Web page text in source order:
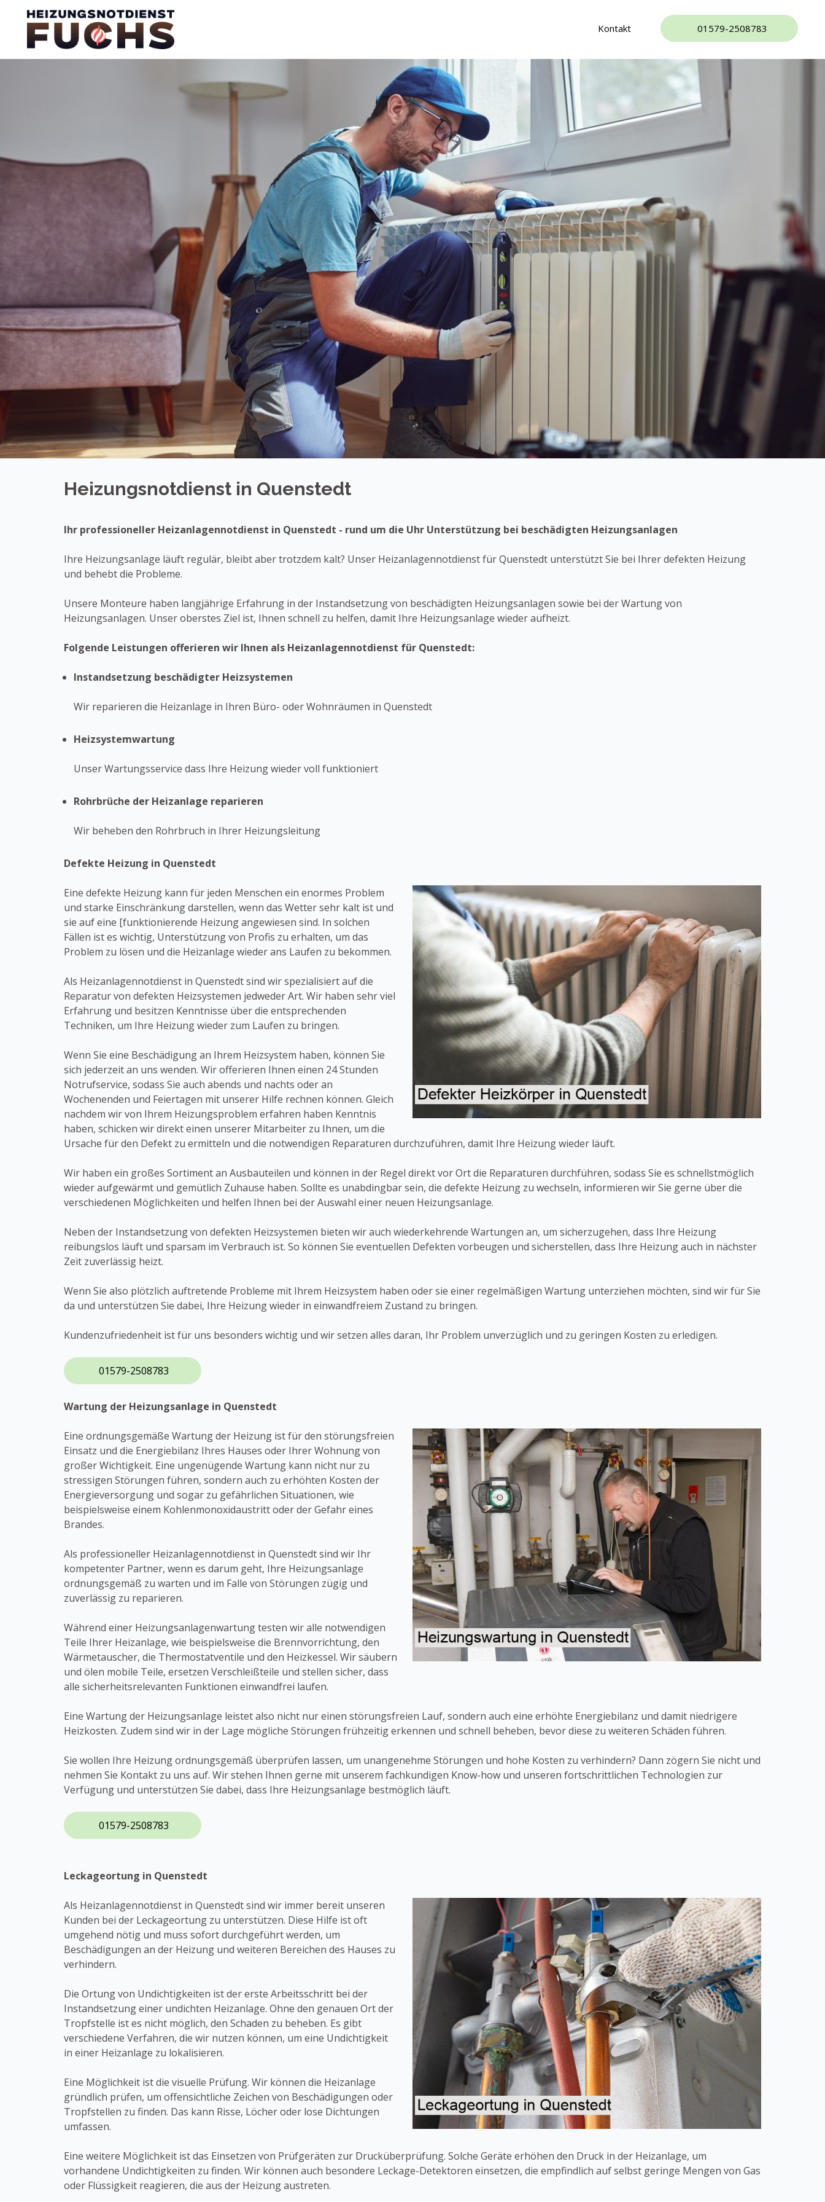
Kontakt 01579-2508783
Heizungsnotdienst in Quenstedt
Ihr professioneller Heizanlagennotdienst in Quenstedt - rund um die Uhr Unterstützung bei beschädigten Heizungsanlagen
Ihre Heizungsanlage läuft regulär, bleibt aber trotzdem kalt? Unser Heizanlagennotdienst für Quenstedt unterstützt Sie bei Ihrer defekten Heizung
und behebt die Probleme.
Unsere Monteure haben langjährige Erfahrung in der Instandsetzung von beschädigten Heizungsanlagen sowie bei der Wartung von
Heizungsanlagen. Unser oberstes Ziel ist, Ihnen schnell zu helfen, damit Ihre Heizungsanlage wieder aufheizt.
Folgende Leistungen offerieren wir Ihnen als Heizanlagennotdienst für Quenstedt:
Instandsetzung beschädigter Heizsystemen
Wir reparieren die Heizanlage in Ihren Büro- oder Wohnräumen in Quenstedt
Heizsystemwartung
Unser Wartungsservice dass Ihre Heizung wieder voll funktioniert
Rohrbrüche der Heizanlage reparieren
Wir beheben den Rohrbruch in Ihrer Heizungsleitung
Defekte Heizung in Quenstedt
Eine defekte Heizung kann für jeden Menschen ein enormes Problem
und starke Einschränkung darstellen, wenn das Wetter sehr kalt ist und
sie auf eine [funktionierende Heizung angewiesen sind. In solchen
Fällen ist es wichtig, Unterstützung von Profis zu erhalten, um das
Problem zu lösen und die Heizanlage wieder ans Laufen zu bekommen.
Als Heizanlagennotdienst in Quenstedt sind wir spezialisiert auf die
Reparatur von defekten Heizsystemen jedweder Art. Wir haben sehr viel
Erfahrung und besitzen Kenntnisse über die entsprechenden
Techniken, um Ihre Heizung wieder zum Laufen zu bringen.
Wenn Sie eine Beschädigung an Ihrem Heizsystem haben, können Sie
sich jederzeit an uns wenden. Wir offerieren Ihnen einen 24 Stunden
Notrufservice, sodass Sie auch abends und nachts oder an
Wochenenden und Feiertagen mit unserer Hilfe rechnen können. Gleich
nachdem wir von Ihrem Heizungsproblem erfahren haben Kenntnis
haben, schicken wir direkt einen unserer Mitarbeiter zu Ihnen, um die
Ursache für den Defekt zu ermitteln und die notwendigen Reparaturen durchzuführen, damit Ihre Heizung wieder läuft.
Wir haben ein großes Sortiment an Ausbauteilen und können in der Regel direkt vor Ort die Reparaturen durchführen, sodass Sie es schnellstmöglich
wieder aufgewärmt und gemütlich Zuhause haben. Sollte es unabdingbar sein, die defekte Heizung zu wechseln, informieren wir Sie gerne über die
verschiedenen Möglichkeiten und helfen Ihnen bei der Auswahl einer neuen Heizungsanlage.
Neben der Instandsetzung von defekten Heizsystemen bieten wir auch wiederkehrende Wartungen an, um sicherzugehen, dass Ihre Heizung
reibungslos läuft und sparsam im Verbrauch ist. So können Sie eventuellen Defekten vorbeugen und sicherstellen, dass Ihre Heizung auch in nächster
Zeit zuverlässig heizt.
Wenn Sie also plötzlich auftretende Probleme mit Ihrem Heizsystem haben oder sie einer regelmäßigen Wartung unterziehen möchten, sind wir für Sie
da und unterstützen Sie dabei, Ihre Heizung wieder in einwandfreiem Zustand zu bringen.
Kundenzufriedenheit ist für uns besonders wichtig und wir setzen alles daran, Ihr Problem unverzüglich und zu geringen Kosten zu erledigen.
01579-2508783
Wartung der Heizungsanlage in Quenstedt
Eine ordnungsgemäße Wartung der Heizung ist für den störungsfreien
Einsatz und die Energiebilanz Ihres Hauses oder Ihrer Wohnung von
großer Wichtigkeit. Eine ungenügende Wartung kann nicht nur zu
stressigen Störungen führen, sondern auch zu erhöhten Kosten der
Energieversorgung und sogar zu gefährlichen Situationen, wie
beispielsweise einem Kohlenmonoxidaustritt oder der Gefahr eines
Brandes.
Als professioneller Heizanlagennotdienst in Quenstedt sind wir Ihr
kompetenter Partner, wenn es darum geht, Ihre Heizungsanlage
ordnungsgemäß zu warten und im Falle von Störungen zügig und
zuverlässig zu reparieren.
Während einer Heizungsanlagenwartung testen wir alle notwendigen
Teile Ihrer Heizanlage, wie beispielsweise die Brennvorrichtung, den
Wärmetauscher, die Thermostatventile und den Heizkessel. Wir säubern
und ölen mobile Teile, ersetzen Verschleißteile und stellen sicher, dass
alle sicherheitsrelevanten Funktionen einwandfrei laufen.
Eine Wartung der Heizungsanlage leistet also nicht nur einen störungsfreien Lauf, sondern auch eine erhöhte Energiebilanz und damit niedrigere
Heizkosten. Zudem sind wir in der Lage mögliche Störungen frühzeitig erkennen und schnell beheben, bevor diese zu weiteren Schäden führen.
Sie wollen Ihre Heizung ordnungsgemäß überprüfen lassen, um unangenehme Störungen und hohe Kosten zu verhindern? Dann zögern Sie nicht und
nehmen Sie Kontakt zu uns auf. Wir stehen Ihnen gerne mit unserem fachkundigen Know-how und unseren fortschrittlichen Technologien zur
Verfügung und unterstützen Sie dabei, dass Ihre Heizungsanlage bestmöglich läuft.
01579-2508783
Leckageortung in Quenstedt
Als Heizanlagennotdienst in Quenstedt sind wir immer bereit unseren
Kunden bei der Leckageortung zu unterstützen. Diese Hilfe ist oft
umgehend nötig und muss sofort durchgeführt werden, um
Beschädigungen an der Heizung und weiteren Bereichen des Hauses zu
verhindern.
Die Ortung von Undichtigkeiten ist der erste Arbeitsschritt bei der
Instandsetzung einer undichten Heizanlage. Ohne den genauen Ort der
Tropfstelle ist es nicht möglich, den Schaden zu beheben. Es gibt
verschiedene Verfahren, die wir nutzen können, um eine Undichtigkeit
in einer Heizanlage zu lokalisieren.
Eine Möglichkeit ist die visuelle Prüfung. Wir können die Heizanlage
gründlich prüfen, um offensichtliche Zeichen von Beschädigungen oder
Tropfstellen zu finden. Das kann Risse, Löcher oder lose Dichtungen
umfassen.
Eine weitere Möglichkeit ist das Einsetzen von Prüfgeräten zur Drucküberprüfung. Solche Geräte erhöhen den Druck in der Heizanlage, um
vorhandene Undichtigkeiten zu finden. Wir können auch besondere Leckage-Detektoren einsetzen, die empfindlich auf selbst geringe Mengen von Gas
oder Flüssigkeit reagieren, die aus der Heizung austreten.